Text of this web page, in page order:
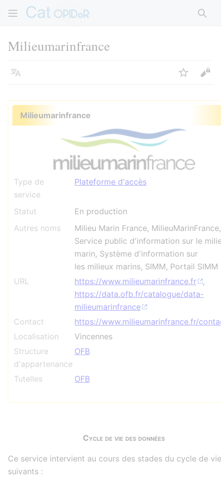
Milieumarinfrance
Langue Suivre
Milieumarinfrance
Type de
service
Plateforme d'accès
Statut
En production
Autres noms
Milieu Marin France, MilieuMarinFrance,
Service public d'information sur le
marin, Système d'information sur
les milieux marins, SIMM, Portail SIMM
URL
https://www.milieumarinfrance.fr
,
https://data.ofb.fr/catalogue/data-
milieumarinfrance
Contact
https://www.milieumarinfrance.fr/
Localisation
Vincennes
Structure
d'appartenance
OFB
Tutelles OFB
Cycle de vie des données
Ce service intervient au cours des stades du cycle de vie
suivants :